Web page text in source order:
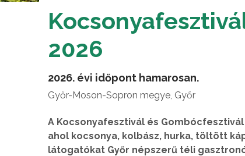
2026
2026. évi időpont hamarosan.
Győr-Moson-Sopron megye, Győr
A Kocsonyafesztivál és
ahol kocsonya, kolbász, hurka, töltött
látogatókat Győr népszerű téli